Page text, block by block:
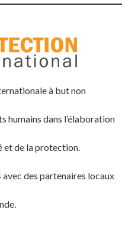
à but non
humains dans l’élaboration
et de la protection.
des partenaires locaux